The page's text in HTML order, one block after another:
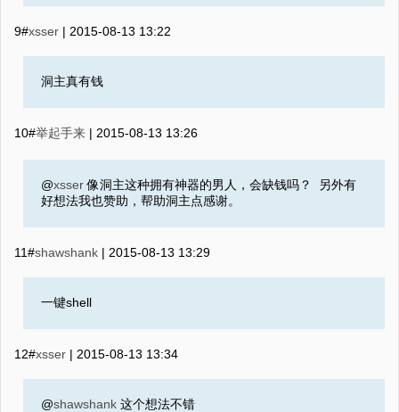
9#xsser | 2015-08-13 13:22
洞主真有钱
10#举起手来 | 2015-08-13 13:26
@xsser像洞主这种拥有神器的男人，会缺钱吗？ 另外有
好想法我也赞助，帮助洞主点感谢。
11#shawshank | 2015-08-13 13:29
一键shell
12#xsser | 2015-08-13 13:34
@shawshank 这个想法不错